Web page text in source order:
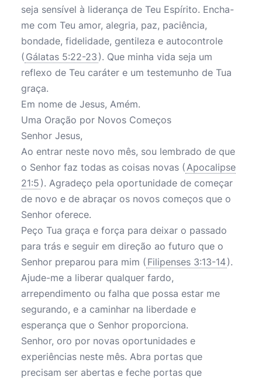
seja sensível à liderança de Teu Espírito. Encha-
me com Teu amor, alegria, paz, paciência,
bondade, fidelidade, gentileza e autocontrole
( Gálatas 5:22-23 ). Que minha vida seja um
reflexo de Teu caráter e um testemunho de Tua
graça.
Em nome de Jesus, Amém.
Uma Oração por Novos Começos
Senhor Jesus,
Ao entrar neste novo mês, sou lembrado de que
o Senhor faz todas as coisas novas (Apocalipse
21:5 ). Agradeço pela oportunidade de começar
de novo e de abraçar os novos começos que o
Senhor oferece.
Peço Tua graça e força para deixar o passado
para trás e seguir em direção ao futuro que o
Senhor preparou para mim ( Filipenses 3:13-14).
Ajude-me a liberar qualquer fardo,
arrependimento ou falha que possa estar me
segurando, e a caminhar na liberdade e
esperança que o Senhor proporciona.
Senhor, oro por novas oportunidades e
experiências neste mês. Abra portas que
precisam ser abertas e feche portas que